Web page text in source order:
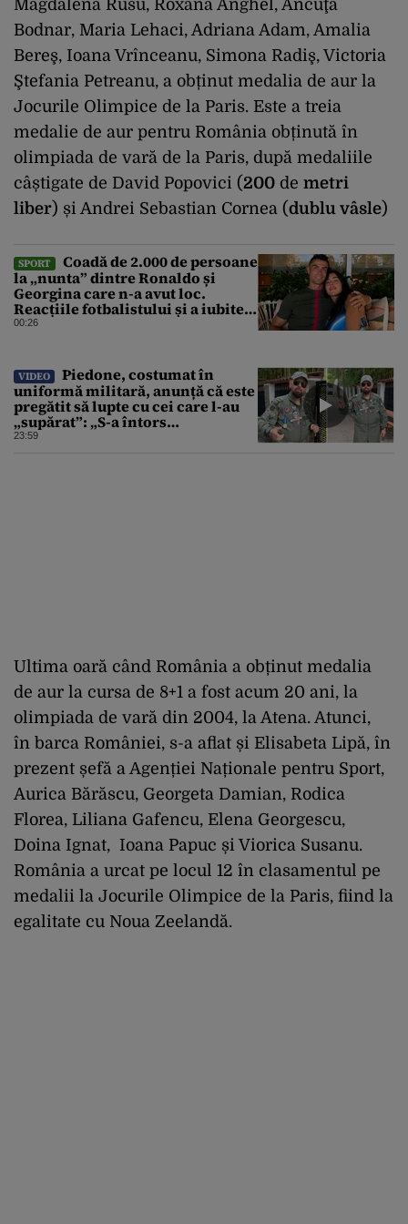
Magdalena Rusu, Roxana Anghel, Ancuţa
Bodnar, Maria Lehaci, Adriana Adam, Amalia
Bereş, Ioana Vrînceanu, Simona Radiş, Victoria
Ştefania Petreanu, a obținut medalia de aur la
Jocurile Olimpice de la Paris. Este a treia
medalie de aur pentru România obținută în
olimpiada de vară de la Paris, după medaliile
câștigate de David Popovici (200 de metri
liber) și Andrei Sebastian Cornea (dublu vâsle)
SPORT
Coadă de 2.000 de persoane
la „nunta” dintre Ronaldo și
Georgina care n-a avut loc.
Reacțiile fotbalistului și a iubitei
sale pe social media
00:26
VIDEO
Piedone, costumat în
uniformă militară, anunță că este
pregătit să lupte cu cei care l-au
„supărat”: „S-a întors
boomerangul”
23:59
Ultima oară când România a obținut medalia
de aur la cursa de 8+1 a fost acum 20 ani, la
olimpiada de vară din 2004, la Atena. Atunci,
în barca României, s-a aflat și Elisabeta Lipă, în
prezent șefă a Agenției Naționale pentru Sport,
Aurica Bărăscu, Georgeta Damian, Rodica
Florea, Liliana Gafencu, Elena Georgescu,
Doina Ignat, Ioana Papuc și Viorica Susanu.
România a urcat pe locul 12 în clasamentul pe
medalii la Jocurile Olimpice de la Paris, fiind la
egalitate cu Noua Zeelandă.